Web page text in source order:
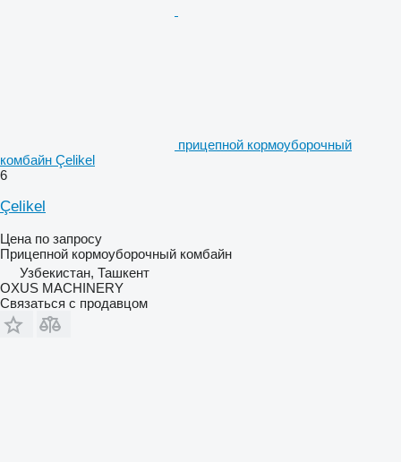
прицепной кормоуборочный
комбайн Çelikel
6
Çelikel
Цена по запросу
Прицепной кормоуборочный комбайн
Узбекистан, Ташкент
OXUS MACHINERY
Связаться с продавцом